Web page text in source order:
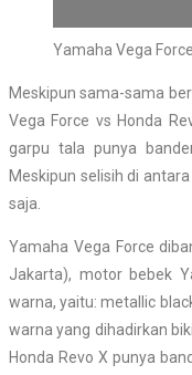
Yamaha Vega
Meskipun sama-sama
Vega Force vs Honda
garpu tala punya
Meskipun selisih di
saja.
Yamaha Vega Force
Jakarta), motor bebek
warna, yaitu: metallic
warna yang dihadirkan
Honda Revo X punya